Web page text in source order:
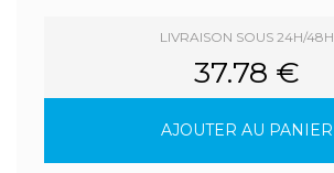
LIVRAISON SOUS 24H/48H
37.78 €
AJOUTER AU PANIER